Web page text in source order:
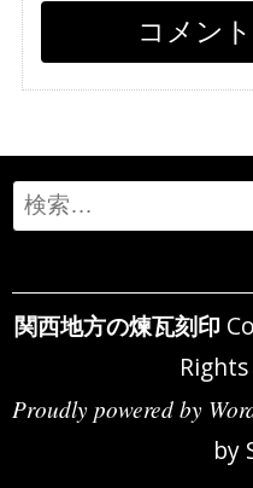
Search
for:
関西地方の煉瓦刻印
Proudly powered by
by